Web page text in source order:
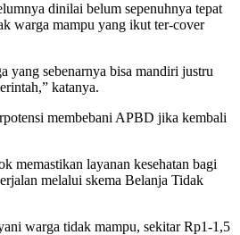
dinilai belum sepenuhnya tepat
warga mampu yang ikut ter-cover
yang sebenarnya bisa mandiri justru
katanya.
membebani APBD jika kembali
memastikan layanan kesehatan bagi
melalui skema Belanja Tidak
warga tidak mampu, sekitar Rp1-1,5